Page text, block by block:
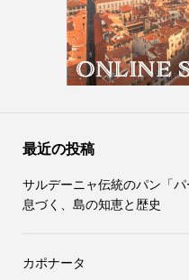
最近の投稿
サルデーニャ伝統のパン「
息づく、島の知恵と歴史
カポナータ